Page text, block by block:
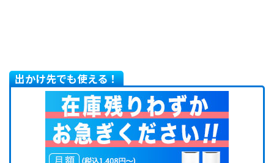
出かけ先でも使える！